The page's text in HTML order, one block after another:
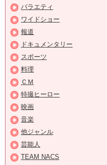
バラエティ
ワイドショー
報道
ドキュメンタリー
スポーツ
料理
ＣＭ
特撮ヒーロー
映画
音楽
他ジャンル
芸能人
TEAM NACS